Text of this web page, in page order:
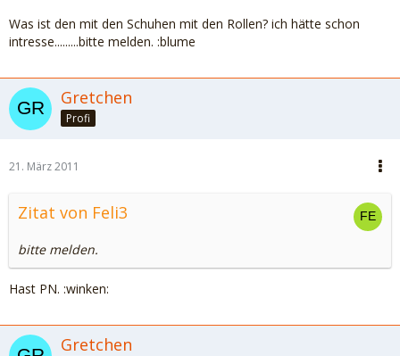
Was ist den mit den Schuhen mit den Rollen? ich hätte schon
intresse.........bitte melden. :blume
Gretchen
Profi
21. März 2011
Zitat von Feli3
bitte melden.
Hast PN. :winken:
Gretchen